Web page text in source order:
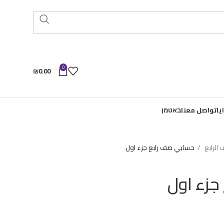
0
₪0.00
تواصل معناבאטמן
حسابي صف رابع جزء اول
اول